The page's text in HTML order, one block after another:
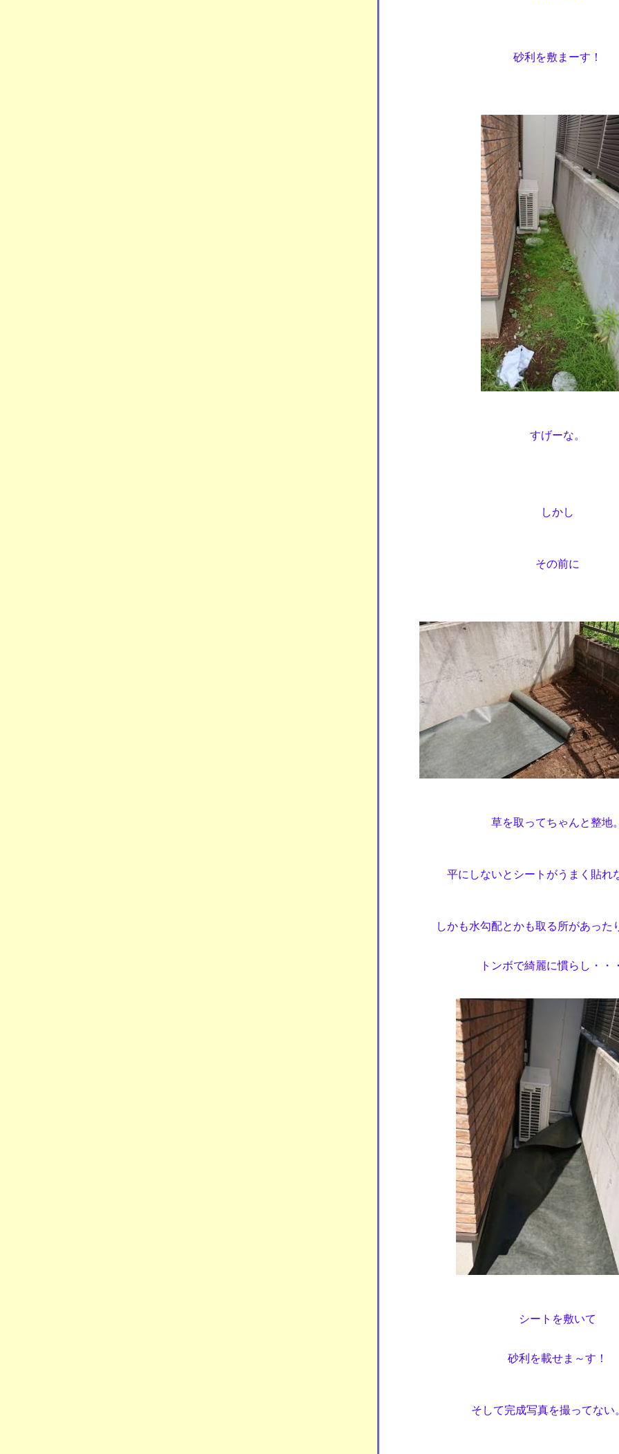
砂利を敷まーす！
すげーな。
しかし
その前に
草を取ってちゃんと整地
平にしないとシートがうまく貼れ
しかも水勾配とかも取る所があった
トンボで綺麗に慣らし・・
シートを敷いて
砂利を載せま～す！
そして完成写真を撮ってない